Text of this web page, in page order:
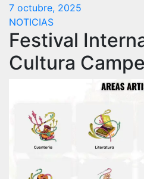
7 octubre, 2025
NOTICIAS
Festival
Cultura